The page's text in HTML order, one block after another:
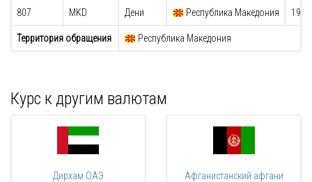
807 MKD Дени Республика Македония 1992
Территория обращения Республика Македония
Курс к другим валютам
Дирхам ОАЭ Афганистанский афгани